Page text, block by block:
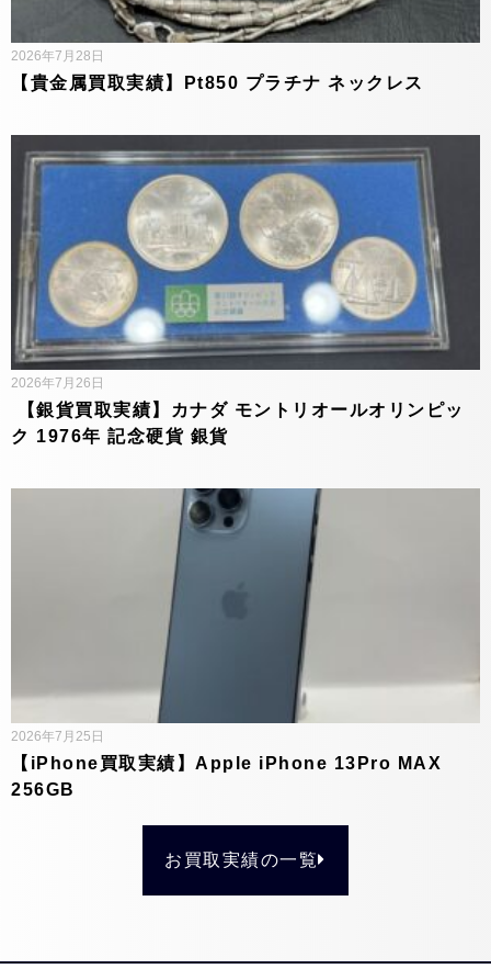
【貴金属買取実績】Pt850 プラチナ ネックレス
2026年7月28日
【銀貨買取実績】カナダ モントリオールオリンピッ
ク 1976年 記念硬貨 銀貨
2026年7月26日
【iPhone買取実績】Apple iPhone 13Pro MAX
256GB
2026年7月25日
お買取実績の一覧